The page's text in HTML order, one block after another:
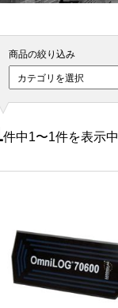
商品の絞り込み
件中1〜1件を表示中